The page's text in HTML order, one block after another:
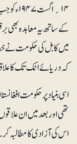
۱۴؍
کے ساتھ یہ معاہدہ بھی بر
میں کابل کی حکومت نے خط
کہ دریائے اٹک تک کا
اسی بنیاد پرحکومت
تھی اور بعد میں ان
اس کی آزادی کا مطالبہ